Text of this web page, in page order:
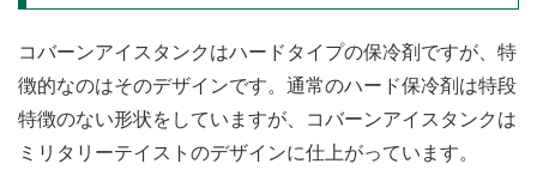
コバーンアイスタンクはハードタイプの保冷剤ですが、特
徴的なのはそのデザインです。通常のハード保冷剤は特段
特徴のない形状をしていますが、コバーンアイスタンクは
ミリタリーテイストのデザインに仕上がっています。